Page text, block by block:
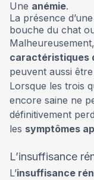
Une anémie.
La présence d’une
bouche du chat
caractéristiques
peuvent aussi
Lorsque les trois
encore saine ne
définitivement
les symptômes
L’insuffisance
L’insuffisance